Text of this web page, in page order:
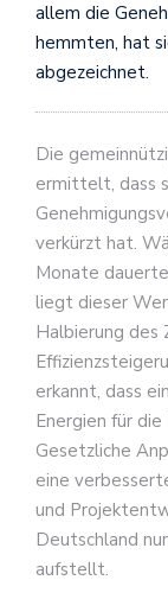
allem die
hemmten, hat
abgezeichnet.
Die
ermittelt, dass
verkürzt hat.
Monate
liegt dieser
Halbierung des
erkannt, dass
Energien für
Gesetzliche
eine
und
Deutschland
aufstellt.